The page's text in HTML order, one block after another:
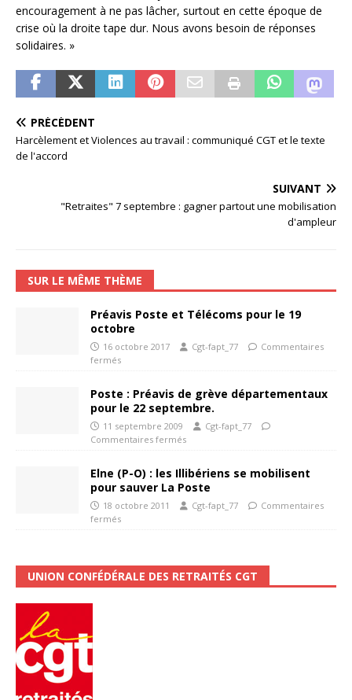
encouragement à ne pas lâcher, surtout en cette époque de
crise où la droite tape dur. Nous avons besoin de réponses
solidaires. »
PRÉCÉDENT
Harcèlement et Violences au travail : communiqué CGT et le texte
de l'accord
SUIVANT
"Retraites" 7 septembre : gagner partout une mobilisation
d'ampleur
SUR LE MÊME THÈME
Préavis Poste et Télécoms pour le 19
octobre
16 octobre 2017 Cgt-fapt_77
Commentaires
fermés
Poste : Préavis de grève départementaux
pour le 22 septembre.
11 septembre 2009
Cgt-fapt_77
Commentaires fermés
Elne (P-O) : les Illibériens se mobilisent
pour sauver La Poste
18 octobre 2011 Cgt-fapt_77
Commentaires
fermés
UNION CONFÉDÉRALE DES RETRAITÉS CGT